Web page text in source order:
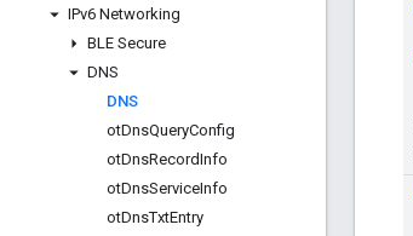
IPv6 Networking
BLE Secure
DNS
DNS
otDnsQueryConfig
otDnsRecordInfo
otDnsServiceInfo
otDnsTxtEntry